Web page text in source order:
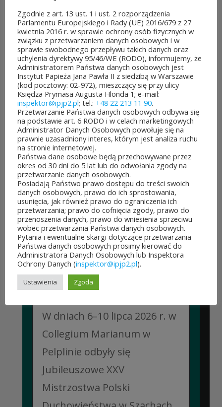
na projekty zgłoszone do 7.
edycji Budżetu
Obywatelskiego Mazowsza.
To mieszkańcy zdecydują,
które pomysły dostaną
dofinansowanie z budżetu
samorządu województwa
mazowieckiego. Do rozdania
jest aż 30 mln zł! Mieszkańcy
województwa mazowieckiego
po...
CZYTAJ DALEJ
DUCHOWIEŃSTWA W SZACHACH
KLASYCZNYCH.
W dniach 6–10 lipca 2026 r. w
Collegium Marianum w
Pelplinie odbyły się
Jubileuszowe XXV
Mistrzostwa Polski
Zgodnie z art. 13 ust. 1 i ust. 2 rozporządzenia
Parlamentu Europejskiego i Rady (UE) 2016/679 z 27
kwietnia 2016 r. w sprawie ochrony osób fizycznych w
związku z przetwarzaniem danych osobowych i w
sprawie swobodnego przepływu takich danych oraz
uchylenia dyrektywy 95/46/WE (RODO), informujemy, że
Administratorem Państwa danych osobowych jest
Instytut Papieża Jana Pawła II z siedzibą w Warszawie
(kod pocztowy: 02-972), mieszczący się przy ulicy
Księdza Prymasa Augusta Hlonda 1; e-mail:
inspektor@ipjp2.pl; tel.: +48 22 213 11 90.
Przetwarzanie Państwa danych osobowych odbywa się
na podstawie art. 6 RODO i w celach marketingowych
Administrator Danych Osobowych powołuje się na
prawnie uzasadniony interes, którym jest analiza ruchu
na stronie internetowej.
Państwa dane osobowe będą przechowywane przez
okres od 30 dni do 5 lat lub do odwołania zgody na
przetwarzanie danych osobowych.
Posiadają Państwo prawo dostępu do treści swoich
danych osobowych, prawo do ich sprostowania,
usunięcia, jak również prawo do ograniczenia ich
przetwarzania; prawo do cofnięcia zgody, prawo do
przenoszenia danych, prawo do wniesienia sprzeciwu
wobec przetwarzania Państwa danych osobowych.
Pytania i ewentualne skargi dotyczące przetwarzania
Państwa danych osobowych prosimy kierować do
Administratora Danych Osobowych lub Inspektora
Ochrony Danych (inspektor@ipjp2.pl).
Ustawienia Zgoda